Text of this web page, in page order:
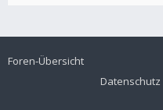
Foren-Übersicht
Datenschutz